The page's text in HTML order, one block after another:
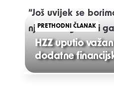
“Još uvijek se
njihovu logistiku i
Post
PRETHODNI ČLANAK
HZZ uputio
dodatne